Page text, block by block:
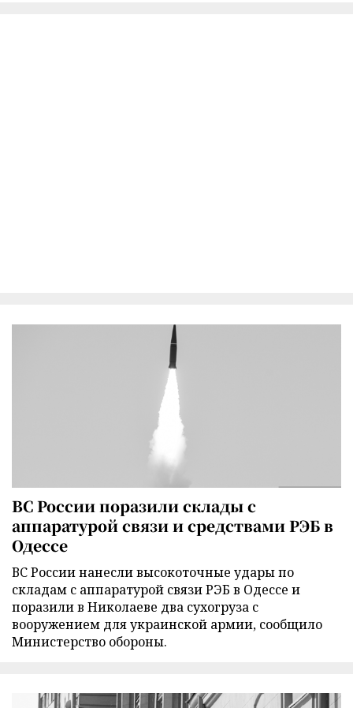
ВС России поразили склады с
аппаратурой связи и средствами РЭБ в
Одессе
ВС России нанесли высокоточные удары по
складам с аппаратурой связи РЭБ в Одессе и
поразили в Николаеве два сухогруза с
вооружением для украинской армии, сообщило
Министерство обороны.